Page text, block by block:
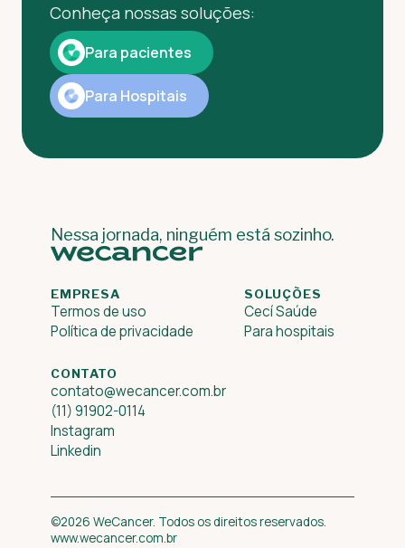
Conheça nossas soluções:
Para pacientes
Para Hospitais
Nessa jornada, ninguém está sozinho.
EMPRESA
Termos de uso
Política de privacidade
SOLUÇÕES
Cecí Saúde
Para hospitais
CONTATO
contato@wecancer.com.br
(11) 91902-0114
Instagram
Linkedin
©2026 WeCancer. Todos os direitos reservados.
www.wecancer.com.br